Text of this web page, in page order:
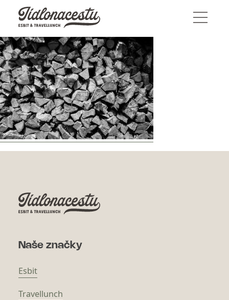
Naše značky
Esbit
Travellunch